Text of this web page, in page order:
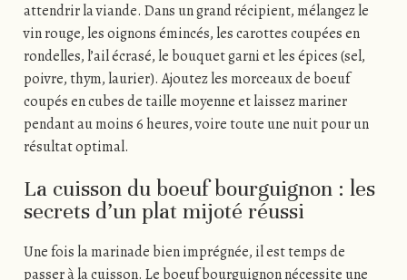
attendrir la viande. Dans un grand récipient, mélangez le
vin rouge, les oignons émincés, les carottes coupées en
rondelles, l’ail écrasé, le bouquet garni et les épices (sel,
poivre, thym, laurier). Ajoutez les morceaux de boeuf
coupés en cubes de taille moyenne et laissez mariner
pendant au moins 6 heures, voire toute une nuit pour un
résultat optimal.
La cuisson du boeuf bourguignon : les
secrets d’un plat mijoté réussi
Une fois la marinade bien imprégnée, il est temps de
passer à la cuisson. Le boeuf bourguignon nécessite une